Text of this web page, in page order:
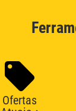
Ofertas